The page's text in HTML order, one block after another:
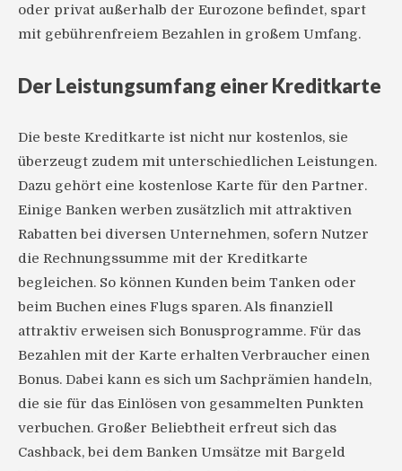
oder privat außerhalb der Eurozone befindet, spart
mit gebührenfreiem Bezahlen in großem Umfang.
Der Leistungsumfang einer Kreditkarte
Die beste Kreditkarte ist nicht nur kostenlos, sie
überzeugt zudem mit unterschiedlichen Leistungen.
Dazu gehört eine kostenlose Karte für den Partner.
Einige Banken werben zusätzlich mit attraktiven
Rabatten bei diversen Unternehmen, sofern Nutzer
die Rechnungssumme mit der Kreditkarte
begleichen. So können Kunden beim Tanken oder
beim Buchen eines Flugs sparen. Als finanziell
attraktiv erweisen sich Bonusprogramme. Für das
Bezahlen mit der Karte erhalten Verbraucher einen
Bonus. Dabei kann es sich um Sachprämien handeln,
die sie für das Einlösen von gesammelten Punkten
verbuchen. Großer Beliebtheit erfreut sich das
Cashback, bei dem Banken Umsätze mit Bargeld